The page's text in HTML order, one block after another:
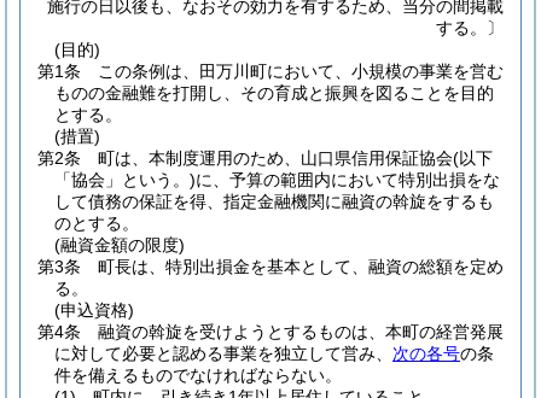
施行の日以後も、なおその効力を有するため、当分の間掲載
する。〕
(目的)
第1条
この条例は、田万川町において、小規模の事業を営む
ものの金融難を打開し、その育成と振興を図ることを目的
とする。
(措置)
第2条
町は、本制度運用のため、山口県信用保証協会(以下
「協会」という。)に、予算の範囲内において特別出損をな
して債務の保証を得、指定金融機関に融資の斡旋をするも
のとする。
(融資金額の限度)
第3条
町長は、特別出損金を基本として、融資の総額を定め
る。
(申込資格)
第4条
融資の斡旋を受けようとするものは、本町の経営発展
に対して必要と認める事業を独立して営み、 次の各号の条
件を備えるものでなければならない。